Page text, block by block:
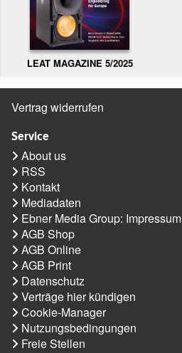
LEAT MAGAZINE 5/2025
Vertrag widerrufen
Service
About us
RSS
Kontakt
Mediadaten
Ebner Media Group: Impressum
AGB Shop
AGB Online
AGB Print
Datenschutz
Verträge hier kündigen
Cookie-Manager
Nutzungsbedingungen
Freie Stellen